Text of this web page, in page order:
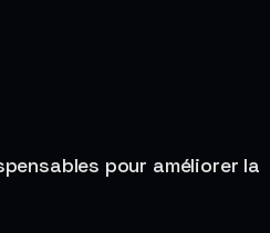
pour améliorer la